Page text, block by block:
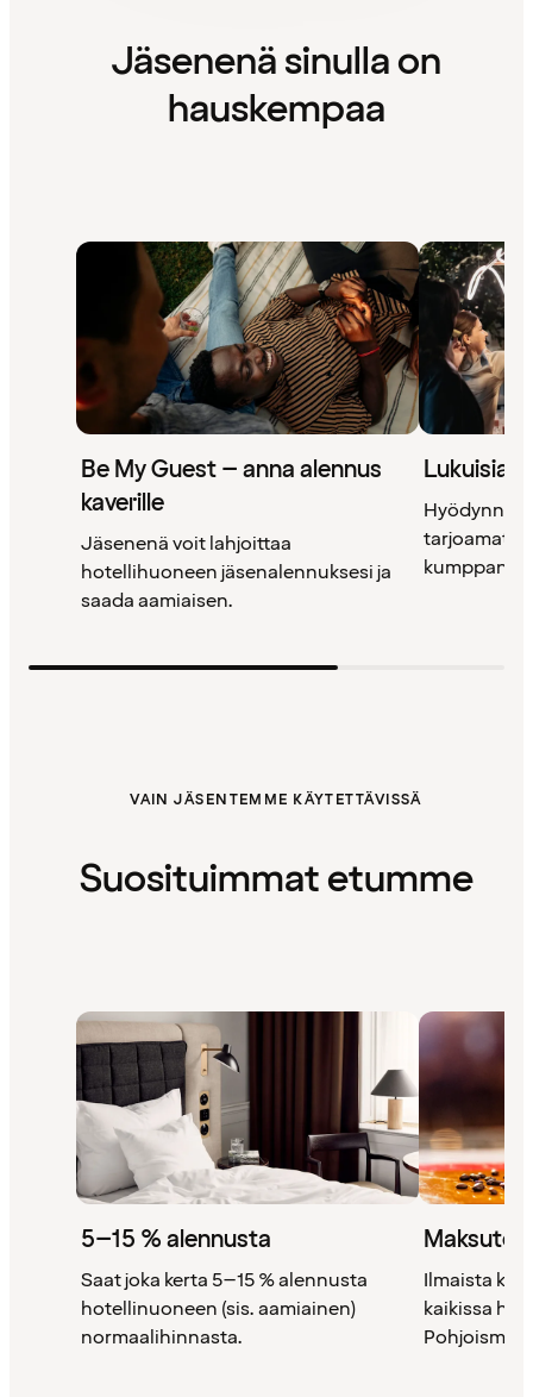
Jäsenenä sinulla on
hauskempaa
Be My Guest – anna alennus
kaverille
Jäsenenä voit lahjoittaa
hotellihuoneen jäsenalennuksesi ja
saada aamiaisen.
Lukuisia
Hyödynnä
tarjoamat
VAIN JÄSENTEMME KÄYTETTÄVISSÄ
Suosituimmat etumme
5–15 % alennusta
Saat joka kerta 5–15 % alennusta
hotellinuoneen (sis. aamiainen)
normaalihinnasta.
Ilmaista
kaikissa